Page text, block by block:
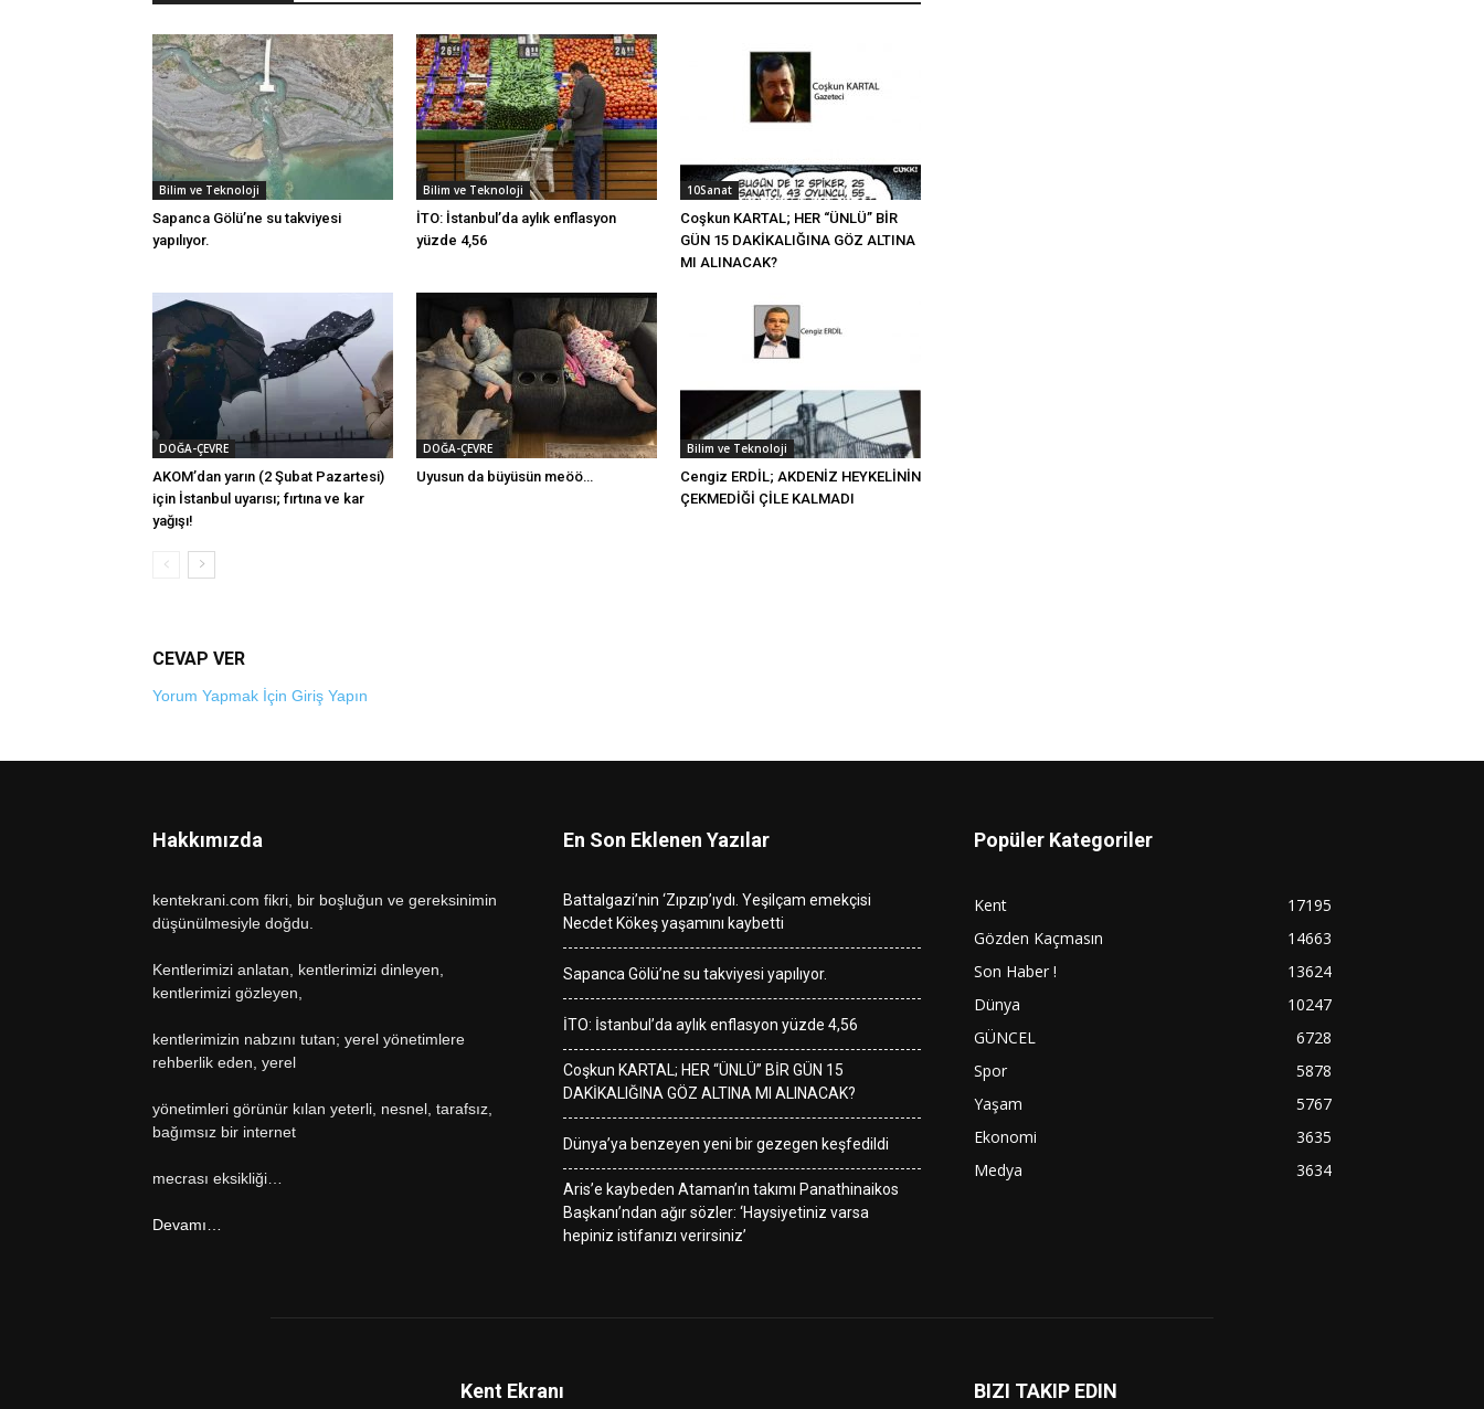
Bilim ve Teknoloji
Sapanca Gölü’ne su takviyesi
yapılıyor.
Bilim ve Teknoloji
İTO: İstanbul’da aylık enflasyon
yüzde 4,56
10Sanat
Coşkun KARTAL; HER “ÜNLÜ” BİR
GÜN 15 DAKİKALIĞINA GÖZ ALTINA
MI ALINACAK?
DOĞA-ÇEVRE
AKOM’dan yarın (2 Şubat Pazartesi)
için İstanbul uyarısı; fırtına ve kar
yağışı!
DOĞA-ÇEVRE
Uyusun da büyüsün meöö…
Bilim ve Teknoloji
Cengiz ERDİL; AKDENİZ HEYKELİNİN
ÇEKMEDİĞİ ÇİLE KALMADI
CEVAP VER
Yorum Yapmak İçin Giriş Yapın
Hakkımızda
kentekrani.com fikri, bir boşluğun ve gereksinimin
düşünülmesiyle doğdu.
Kentlerimizi anlatan, kentlerimizi dinleyen,
kentlerimizi gözleyen,
kentlerimizin nabzını tutan; yerel yönetimlere
rehberlik eden, yerel
yönetimleri görünür kılan yeterli, nesnel, tarafsız,
bağımsız bir internet
mecrası eksikliği…
Devamı…
En Son Eklenen Yazılar
Battalgazi’nin ‘Zıpzıp’ıydı. Yeşilçam emekçisi
Necdet Kökeş yaşamını kaybetti
Sapanca Gölü’ne su takviyesi yapılıyor.
İTO: İstanbul’da aylık enflasyon yüzde 4,56
Coşkun KARTAL; HER “ÜNLÜ” BİR GÜN 15
DAKİKALIĞINA GÖZ ALTINA MI ALINACAK?
Dünya’ya benzeyen yeni bir gezegen keşfedildi
Aris’e kaybeden Ataman’ın takımı Panathinaikos
Başkanı’ndan ağır sözler: ‘Haysiyetiniz varsa
hepiniz istifanızı verirsiniz’
Popüler Kategoriler
Kent
17195
Gözden Kaçmasın
14663
Son Haber !
13624
Dünya
10247
GÜNCEL
6728
Spor
5878
Yaşam
5767
Ekonomi
3635
Medya
3634
Kent Ekranı BIZI TAKIP EDIN